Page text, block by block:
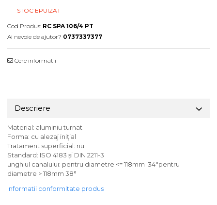
STOC EPUIZAT
Cod Produs: RC SPA 106/4 PT
Ai nevoie de ajutor? 0737337377
Cere informatii
Descriere
Material: aluminiu turnat
Forma: cu alezaj inițial
Tratament superficial: nu
Standard: ISO 4183 și DIN 2211-3
unghiul canalului: pentru diametre <= 118mm 34°pentru
diametre > 118mm 38°
Informatii conformitate produs